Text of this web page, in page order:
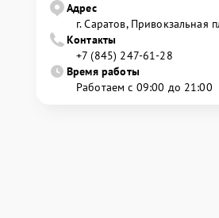
Адрес
г. Саратов, Привокзальная
Контакты
+7 (845) 247-61-28
Время работы
Работаем с 09:00 до 21:00